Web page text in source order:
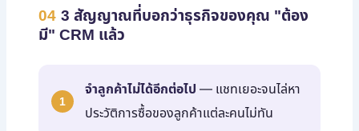
04 3 สัญญาณที่บอกว่าธุรกิจของคุณ "ต้อง
มี" CRM แล้ว
จำลูกค้าไม่ได้อีกต่อไป — แชทเยอะจนไล่หา
ประวัติการซื้อของลูกค้าแต่ละคนไม่ทัน